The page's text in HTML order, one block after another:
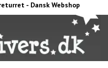
- Dansk Webshop